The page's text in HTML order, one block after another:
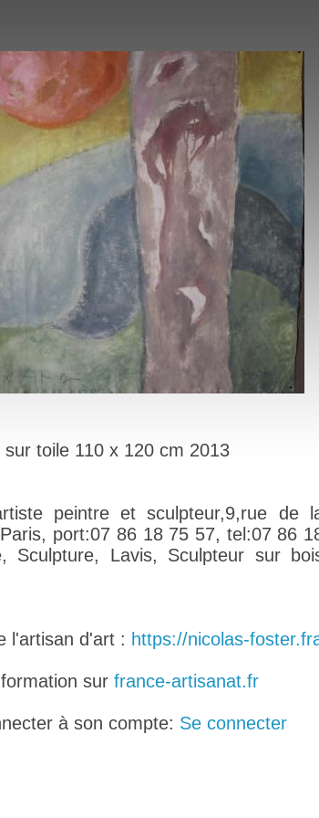
sur toile 110 x 120 cm 2013
peintre et sculpteur,9,rue de
port:07 86 18 75 57, tel:07 86
Sculpture, Lavis, Sculpteur sur
l'artisan d'art : https://nicolas-
sur france-artisanat.fr
à son compte: Se connecter